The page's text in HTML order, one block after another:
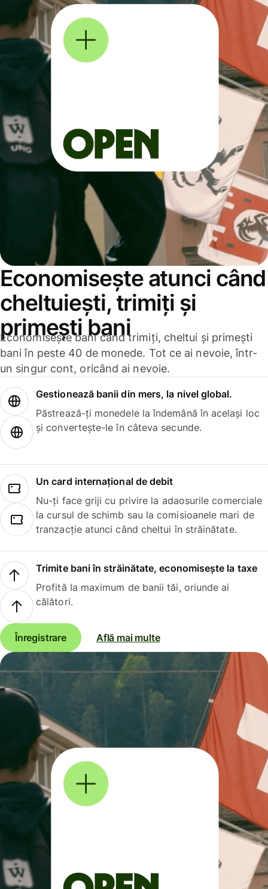
Economisește atunci când
cheltuiești, trimiți și
primești bani
Economisește bani când trimiți, cheltui și primești
bani în peste 40 de monede. Tot ce ai nevoie, într-
un singur cont, oricând ai nevoie.
Gestionează banii din mers, la nivel global.
Păstrează-ți monedele la îndemână în același loc
și convertește-le în câteva secunde.
Un card internațional de debit
Nu-ți face griji cu privire la adaosurile comerciale
la cursul de schimb sau la comisioanele mari de
tranzacție atunci când cheltui în străinătate.
Trimite bani în străinătate, economisește la taxe
Profită la maximum de banii tăi, oriunde ai
călători.
Înregistrare Află mai multe